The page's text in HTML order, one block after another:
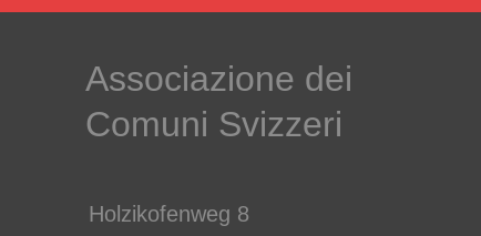
Associazione dei
Comuni Svizzeri
Holzikofenweg 8